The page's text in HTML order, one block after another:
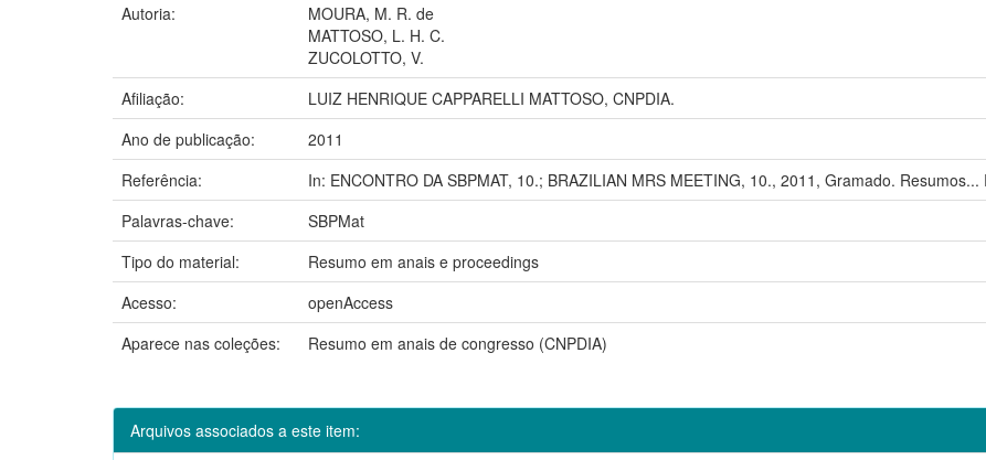
Autoria:
MOURA, M. R. de
MATTOSO, L. H. C.
ZUCOLOTTO, V.
Afiliação:
LUIZ HENRIQUE CAPPARELLI MATTOSO, CNPDIA.
Ano de publicação:
2011
Referência:
In: ENCONTRO DA SBPMAT, 10.; BRAZILIAN MRS MEETING, 10., 2011, Gramado.
Palavras-chave:
SBPMat
Tipo do material:
Resumo em anais e proceedings
Acesso:
openAccess
Aparece nas coleções:
Resumo em anais de congresso (CNPDIA)
Arquivos associados a este item: